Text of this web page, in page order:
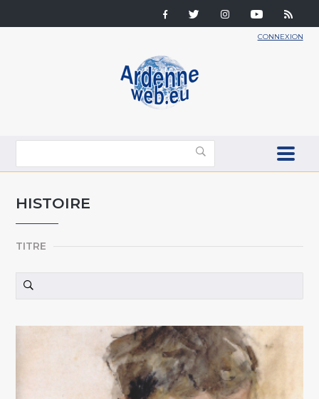
CONNEXION
HISTOIRE
TITRE